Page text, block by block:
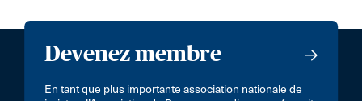
Devenez membre
En tant que plus importante association nationale de